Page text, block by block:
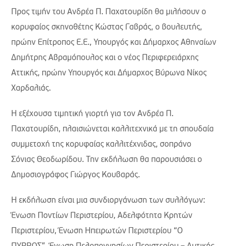
Προς τιμήν του Ανδρέα Π. Παχατουρίδη θα μιλήσουν ο
κορυφαίος σκηνοθέτης Κώστας Γαβράς, ο βουλευτής,
πρώην Επίτροπος Ε.Ε., Υπουργός και Δήμαρχος Αθηναίων
Δημήτρης Αβραμόπουλος και o νέος Περιφερειάρχης
Αττικής, πρώην Υπουργός και Δήμαρχος Βύρωνα Νίκος
Χαρδαλιάς.
Η εξέχουσα τιμητική γιορτή για τον Ανδρέα Π.
Παχατουρίδη, πλαισιώνεται καλλιτεχνικά με τη σπουδαία
συμμετοχή της κορυφαίας καλλιτέχνιδας, σοπράνο
Σόνιας Θεοδωρίδου. Την εκδήλωση θα παρουσιάσει ο
Δημοσιογράφος Γιώργος Κουβαράς.
Η εκδήλωση είναι μια συνδιοργάνωση των συλλόγων:
Ένωση Ποντίων Περιστερίου, Αδελφότητα Κρητών
Περιστερίου, Ένωση Ηπειρωτών Περιστερίου “Ο